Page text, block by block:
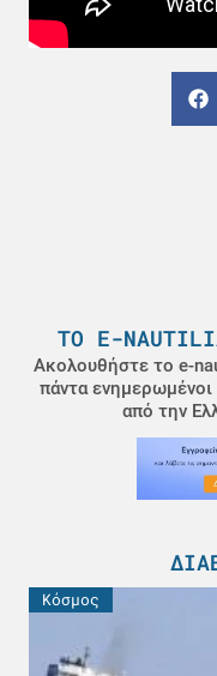
ΤΟ E-
Ακολουθήστε το e-
πάντα ενημερωμένοι
από την
Κόσμος